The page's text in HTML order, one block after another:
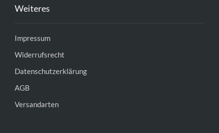
Weiteres
Impressum
Widerrufsrecht
Datenschutzerklärung
AGB
Versandarten